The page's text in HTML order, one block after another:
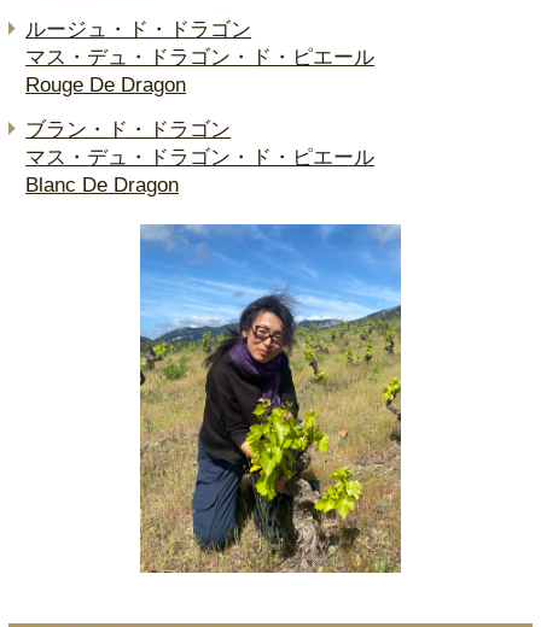
ルージュ・ド・ドラゴン
マス・デュ・ドラゴン・ド・ピエール
Rouge De Dragon
ブラン・ド・ドラゴン
マス・デュ・ドラゴン・ド・ピエール
Blanc De Dragon